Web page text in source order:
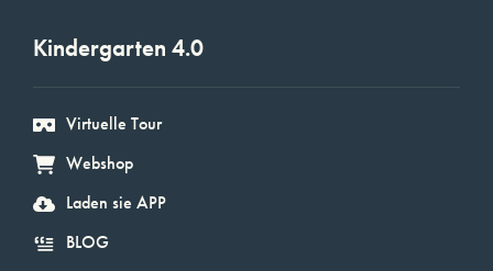
Kindergarten 4.0
Virtuelle Tour
Webshop
Laden sie APP
BLOG